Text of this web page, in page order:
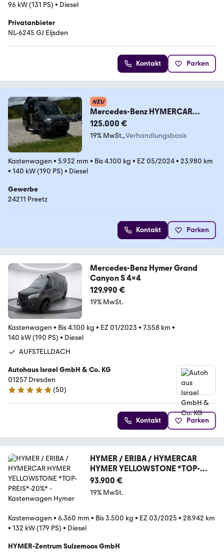
96 kW (131 PS) • Diesel
Privatanbieter
NL-6245 GJ Eijsden
Kontakt Parken
NEU
Mercedes-Benz HYMERCAR
Grand Canyon S 4X4
125.000 €
19% MwSt. Verhandlungsbasis
Kastenwagen • 5.932 mm • Bis 4.100 kg • EZ 05/2024• 23.980 km
• 140 kW (190 PS) • Diesel
Gewerbe
24211 Preetz
Kontakt Parken
Mercedes-Benz Hymer Grand
Canyon S 4x4
129.990 €
19% MwSt.
Kastenwagen • Bis 4.100 kg • EZ 01/2023 • 7.558 km •
140 kW (190 PS) • Diesel
AUFSTELLDACH
Autohaus Israel GmbH & Co. KG
01257 Dresden
4.8 Sterne
(50)
Kontakt Parken
HYMER / ERIBA / HYMERCAR
HYMER YELLOWSTONE *TOP-
PREIS*-20%*
93.900 €
19% MwSt.
Kastenwagen • 6.360 mm • Bis 3.500 kg • EZ 03/2025 • 28.942 km
• 132 kW (179 PS) • Diesel
HYMER-Zentrum Sulzemoos GmbH